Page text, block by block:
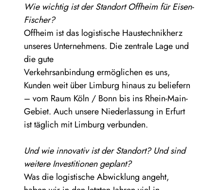
Wie wichtig ist der Standort Offheim für Eisen-
Fischer?
Offheim ist das logistische Haustechnikherz
unseres Unternehmens. Die zentrale Lage und
die gute
Verkehrsanbindung ermöglichen es uns,
Kunden weit über Limburg hinaus zu beliefern
– vom Raum Köln / Bonn bis ins Rhein-Main-
Gebiet. Auch unsere Niederlassung in Erfurt
ist täglich mit Limburg verbunden.
Und wie innovativ ist der Standort? Und sind
weitere Investitionen geplant?
Was die logistische Abwicklung angeht,